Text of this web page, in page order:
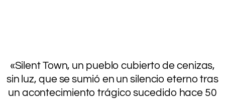
«Silent Town, un pueblo cubierto de cenizas,
sin luz, que se sumió en un silencio eterno tras
un acontecimiento trágico sucedido hace 50